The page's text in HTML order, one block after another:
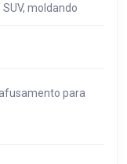
moldando
para